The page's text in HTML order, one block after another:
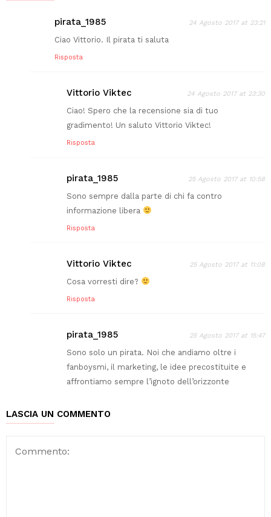
pirata_1985 24 Agosto 2017 at 23:21
Ciao Vittorio. Il pirata ti saluta
Risposta
Vittorio Viktec 24 Agosto 2017 at 23:30
Ciao! Spero che la recensione sia di tuo
gradimento! Un saluto Vittorio Viktec!
Risposta
pirata_1985 25 Agosto 2017 at 10:58
Sono sempre dalla parte di chi fa contro
informazione libera
Risposta
Vittorio Viktec 25 Agosto 2017 at 11:08
Cosa vorresti dire?
Risposta
pirata_1985 25 Agosto 2017 at 15:47
Sono solo un pirata. Noi che andiamo oltre i
fanboysmi, il marketing, le idee precostituite e
affrontiamo sempre l’ignoto dell’orizzonte
LASCIA UN COMMENTO